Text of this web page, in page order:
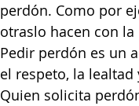
perdón. Como por
otraslo hacen con
Pedir perdón es un
el respeto, la
Quien solicita